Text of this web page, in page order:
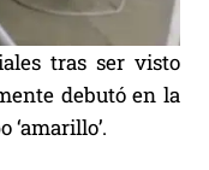
tras ser visto
debutó en la